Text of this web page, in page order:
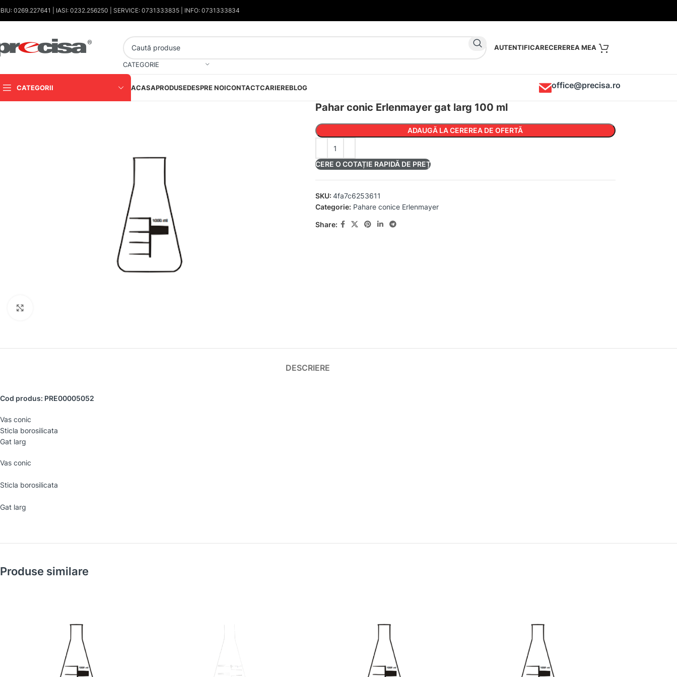
0269.227641 | IASI: 0232.256250 | SERVICE: 0731333835 | INFO: 0731333834
CATEGORIE
AUTENTIFICARE
CATEGORII ACASAPRODUSEDESPRE NOICONTACTCARIEREBLOG office@precisa.ro
Pahar conic Erlenmayer gat larg 100 ml
ADAUGĂ LA CEREREA DE OFERTĂ
CERE O COTAȚIE RAPIDĂ DE PREȚ
SKU: 4fa7c6253611
Categorie: Pahare conice Erlenmayer
Share:
DESCRIERE
Cod produs: PRE00005052
Vas conic
Sticla borosilicata
Gat larg
Vas conic
Sticla borosilicata
Gat larg
Produse similare